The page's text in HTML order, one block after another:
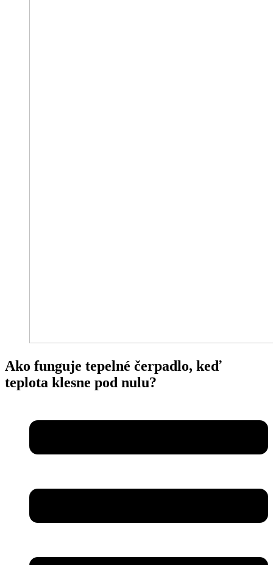
Ako funguje tepelné čerpadlo, keď
teplota klesne pod nulu?